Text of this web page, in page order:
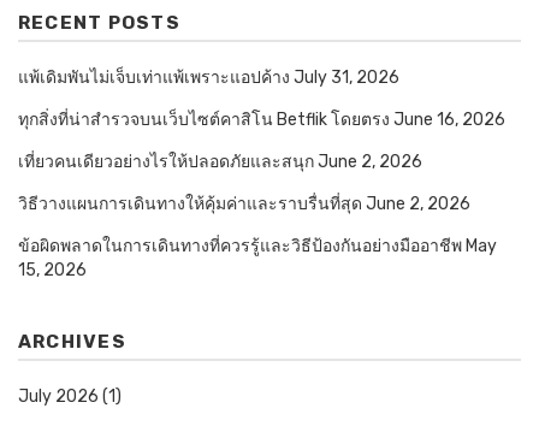
RECENT POSTS
แพ้เดิมพันไม่เจ็บเท่าแพ้เพราะแอปค้าง July 31, 2026
ทุกสิ่งที่น่าสำรวจบนเว็บไซต์คาสิโน Betflik โดยตรง June 16, 2026
เที่ยวคนเดียวอย่างไรให้ปลอดภัยและสนุกJune 2, 2026
วิธีวางแผนการเดินทางให้คุ้มค่าและราบรื่นที่สุด June 2, 2026
ข้อผิดพลาดในการเดินทางที่ควรรู้และวิธีป้องกันอย่างมืออาชีพ May
15, 2026
ARCHIVES
July 2026 (1)